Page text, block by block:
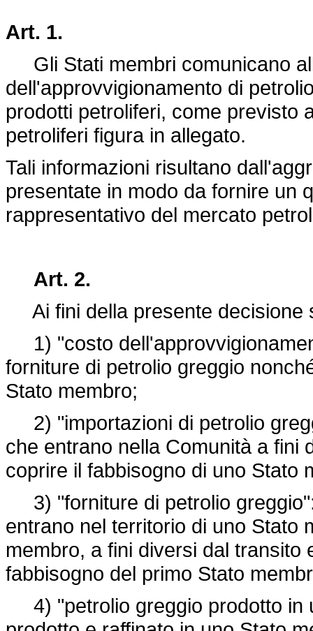
Art. 1.
Gli Stati membri comunicano
dell'approvvigionamento di
prodotti petroliferi, come previsto
petroliferi figura in allegato.
Tali informazioni risultano
presentate in modo da fornire un
rappresentativo del mercato
Art. 2.
Ai fini della presente decisione
1) "costo
forniture di petrolio greggio
Stato membro;
2) "importazioni di petrolio
che entrano nella Comunità a fini
coprire il fabbisogno di uno Stato
3) "forniture di petrolio
entrano nel territorio di uno Stato
membro, a fini diversi dal transito
fabbisogno del primo Stato
4) "petrolio greggio prodotto in